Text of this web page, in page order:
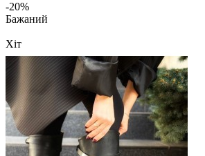
-20%
Бажаний
Хіт